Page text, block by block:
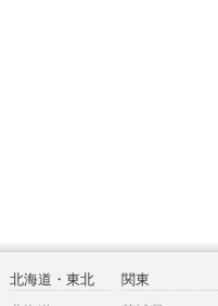
北海道・東北
関東